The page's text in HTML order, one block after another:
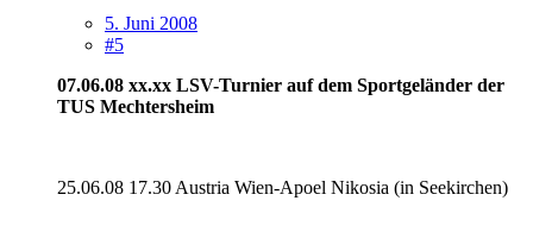
5. Juni 2008
#5
07.06.08 xx.xx LSV-Turnier auf dem Sportgeländer der
TUS Mechtersheim
25.06.08 17.30 Austria Wien-Apoel Nikosia (in Seekirchen)